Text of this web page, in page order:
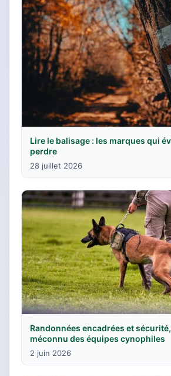
Lire le balisage : les marques qui
perdre
28 juillet 2026
Randonnées encadrées et
méconnu des équipes cynophiles
2 juin 2026